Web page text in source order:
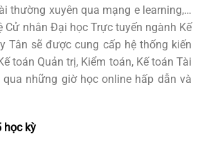
thường xuyên qua mạng e learning,…
Cử nhân Đại học Trực tuyến ngành Kế
Tân sẽ được cung cấp hệ thống kiến
toán Quản trị, Kiểm toán, Kế toán Tài
những giờ học online hấp dẫn và
học kỳ